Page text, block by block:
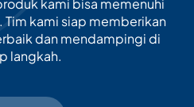
kami bisa memenuhi
kami siap memberikan
dan mendampingi di
langkah.